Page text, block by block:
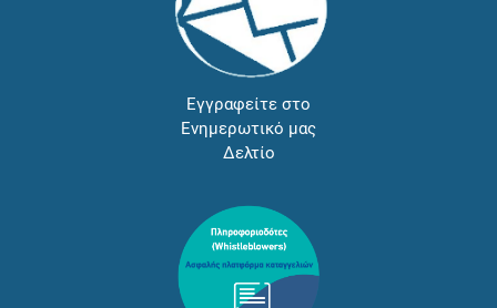
Εγγραφείτε στο
Ενημερωτικό μας
Δελτίο